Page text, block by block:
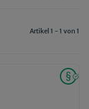
Artikel 1 - 1 von 1